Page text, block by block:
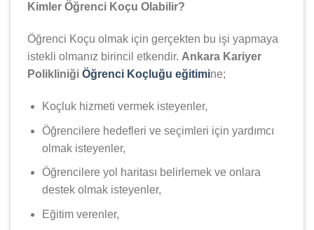
Kimler Öğrenci Koçu Olabilir?
Öğrenci Koçu olmak için gerçekten bu işi yapmaya
istekli olmanız birincil etkendir. Ankara Kariyer
Polikliniği Öğrenci Koçluğu eğitimine;
Koçluk hizmeti vermek isteyenler,
Öğrencilere hedefleri ve seçimleri için yardımcı
olmak isteyenler,
Öğrencilere yol haritası belirlemek ve onlara
destek olmak isteyenler,
Eğitim verenler,